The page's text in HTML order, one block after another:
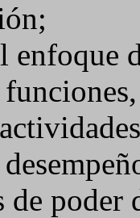
enfoque
de poder